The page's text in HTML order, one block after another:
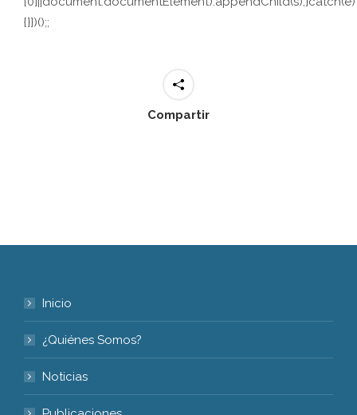
{}})();;
Compartir
Inicio
¿Quiénes Somos?
Noticias